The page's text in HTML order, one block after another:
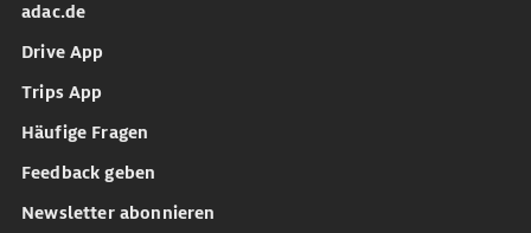
adac.de
Drive App
Trips App
Häufige Fragen
Feedback geben
Newsletter abonnieren